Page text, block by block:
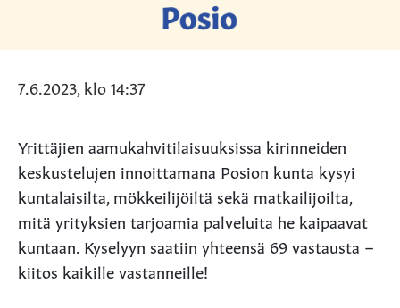
7.6.2023, klo 14:37
Yrittäjien aamukahvitilaisuuksissa kirinneiden
keskustelujen innoittamana Posion kunta kysyi
kuntalaisilta, mökkeilijöiltä sekä matkailijoilta,
mitä yrityksien tarjoamia palveluita he kaipaavat
kuntaan. Kyselyyn saatiin yhteensä 69 vastausta –
kiitos kaikille vastanneille!